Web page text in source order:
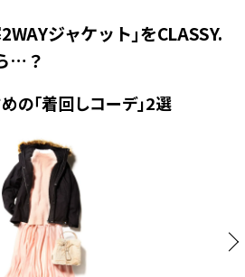
ジャケット」をCLASSY.
…？
の「着回しコーデ」2選